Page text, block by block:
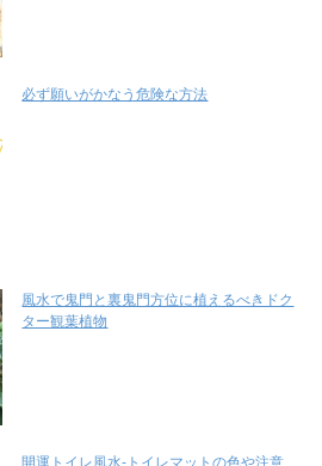
必ず願いがかなう危険な方法
風水で鬼門と裏鬼門方位に植えるべきドク
ター観葉植物